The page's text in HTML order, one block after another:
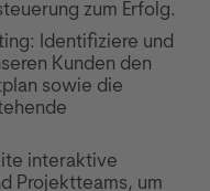
zum Erfolg.
Identifiziere und
Kunden den
sowie die
interaktive
Projektteams, um